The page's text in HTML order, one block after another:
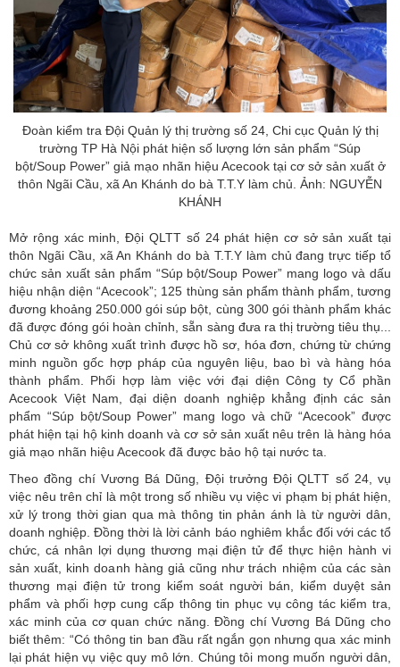
Đoàn kiểm tra Đội Quản lý thị trường số 24, Chi cục Quản lý thị
trường TP Hà Nội phát hiện số lượng lớn sản phẩm “Súp
bột/Soup Power” giả mạo nhãn hiệu Acecook tại cơ sở sản xuất ở
thôn Ngãi Cầu, xã An Khánh do bà T.T.Y làm chủ. Ảnh: NGUYỄN
KHÁNH
Mở rộng xác minh, Đội QLTT số 24 phát hiện cơ sở sản xuất tại
thôn Ngãi Cầu, xã An Khánh do bà T.T.Y làm chủ đang trực tiếp tổ
chức sản xuất sản phẩm “Súp bột/Soup Power” mang logo và dấu
hiệu nhận diện “Acecook”; 125 thùng sản phẩm thành phẩm, tương
đương khoảng 250.000 gói súp bột, cùng 300 gói thành phẩm khác
đã được đóng gói hoàn chỉnh, sẵn sàng đưa ra thị trường tiêu thụ...
Chủ cơ sở không xuất trình được hồ sơ, hóa đơn, chứng từ chứng
minh nguồn gốc hợp pháp của nguyên liệu, bao bì và hàng hóa
thành phẩm. Phối hợp làm việc với đại diện Công ty Cổ phần
Acecook Việt Nam, đại diện doanh nghiệp khẳng định các sản
phẩm “Súp bột/Soup Power” mang logo và chữ “Acecook” được
phát hiện tại hộ kinh doanh và cơ sở sản xuất nêu trên là hàng hóa
giả mạo nhãn hiệu Acecook đã được bảo hộ tại nước ta.
Theo đồng chí Vương Bá Dũng, Đội trưởng Đội QLTT số 24, vụ
việc nêu trên chỉ là một trong số nhiều vụ việc vi phạm bị phát hiện,
xử lý trong thời gian qua mà thông tin phản ánh là từ người dân,
doanh nghiệp. Đồng thời là lời cảnh báo nghiêm khắc đối với các tổ
chức, cá nhân lợi dụng thương mại điện tử để thực hiện hành vi
sản xuất, kinh doanh hàng giả cũng như trách nhiệm của các sàn
thương mại điện tử trong kiểm soát người bán, kiểm duyệt sản
phẩm và phối hợp cung cấp thông tin phục vụ công tác kiểm tra,
xác minh của cơ quan chức năng. Đồng chí Vương Bá Dũng cho
biết thêm: “Có thông tin ban đầu rất ngắn gọn nhưng qua xác minh
lại phát hiện vụ việc quy mô lớn. Chúng tôi mong muốn người dân,